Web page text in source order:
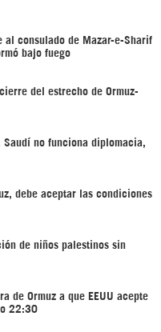
al consulado de Mazar-e-Sharif
bajo fuego
del estrecho de Ormuz-
no funciona diplomacia,
debe aceptar las condiciones
de niños palestinos sin
de Ormuz a que EEUU acepte
22:30